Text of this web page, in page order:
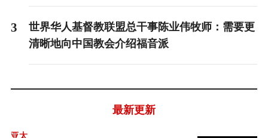
3
世界华人基督教联盟总干事陈业伟牧师：需要更
清晰地向中国教会介绍福音派
最新更新
亚太